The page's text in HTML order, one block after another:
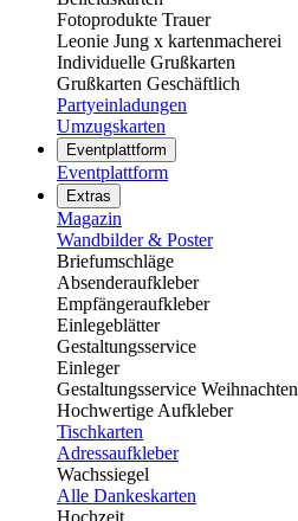
Fotoprodukte Trauer
Leonie Jung x kartenmacherei
Individuelle Grußkarten
Grußkarten Geschäftlich
Partyeinladungen
Umzugskarten
Eventplattform
Eventplattform
Extras
Magazin
Wandbilder & Poster
Briefumschläge
Absenderaufkleber
Empfängeraufkleber
Einlegeblätter
Gestaltungsservice
Einleger
Gestaltungsservice Weihnachten
Hochwertige Aufkleber
Tischkarten
Adressaufkleber
Wachssiegel
Alle Dankeskarten
Hochzeit